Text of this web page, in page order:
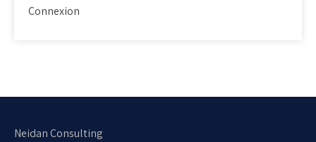
Connexion
Neidan Consulting